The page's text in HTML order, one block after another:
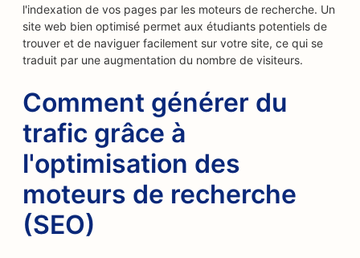
l'indexation de vos pages par les moteurs de recherche. Un
site web bien optimisé permet aux étudiants potentiels de
trouver et de naviguer facilement sur votre site, ce qui se
traduit par une augmentation du nombre de visiteurs.
Comment générer du
trafic grâce à
l'optimisation des
moteurs de recherche
(SEO)